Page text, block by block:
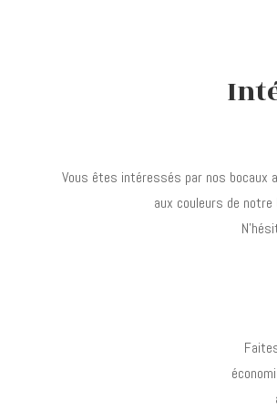
Vous êtes intéressés par nos bocaux
aux couleurs de